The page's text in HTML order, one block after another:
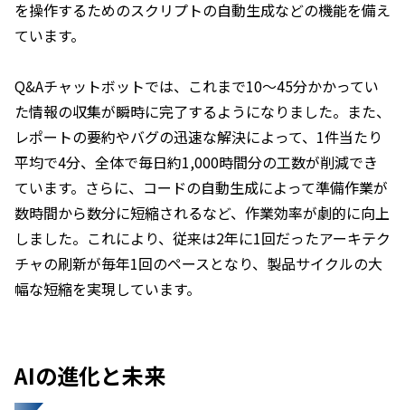
を操作するためのスクリプトの自動生成などの機能を備え
ています。
Q&Aチャットボットでは、これまで10～45分かかってい
た情報の収集が瞬時に完了するようになりました。また、
レポートの要約やバグの迅速な解決によって、1件当たり
平均で4分、全体で毎日約1,000時間分の工数が削減でき
ています。さらに、コードの自動生成によって準備作業が
数時間から数分に短縮されるなど、作業効率が劇的に向上
しました。これにより、従来は2年に1回だったアーキテク
チャの刷新が毎年1回のペースとなり、製品サイクルの大
幅な短縮を実現しています。
AIの進化と未来